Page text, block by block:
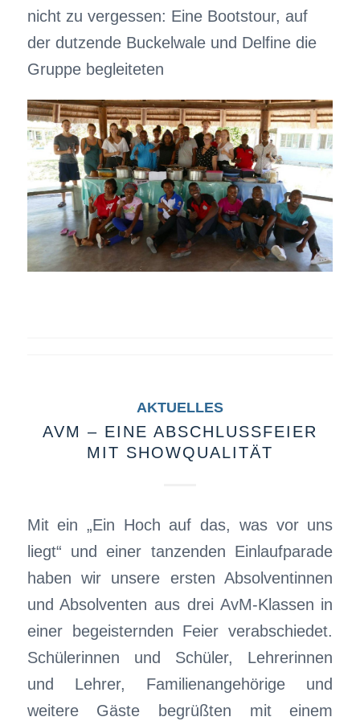
nicht zu vergessen: Eine Bootstour, auf
der dutzende Buckelwale und Delfine die
Gruppe begleiteten
AKTUELLES
AVM – EINE ABSCHLUSSFEIER
MIT SHOWQUALITÄT
Mit ein „Ein Hoch auf das, was vor uns
liegt“ und einer tanzenden Einlaufparade
haben wir unsere ersten Absolventinnen
und Absolventen aus drei AvM-Klassen in
einer begeisternden Feier verabschiedet.
Schülerinnen und Schüler, Lehrerinnen
und Lehrer, Familienangehörige und
weitere Gäste begrüßten mit einem